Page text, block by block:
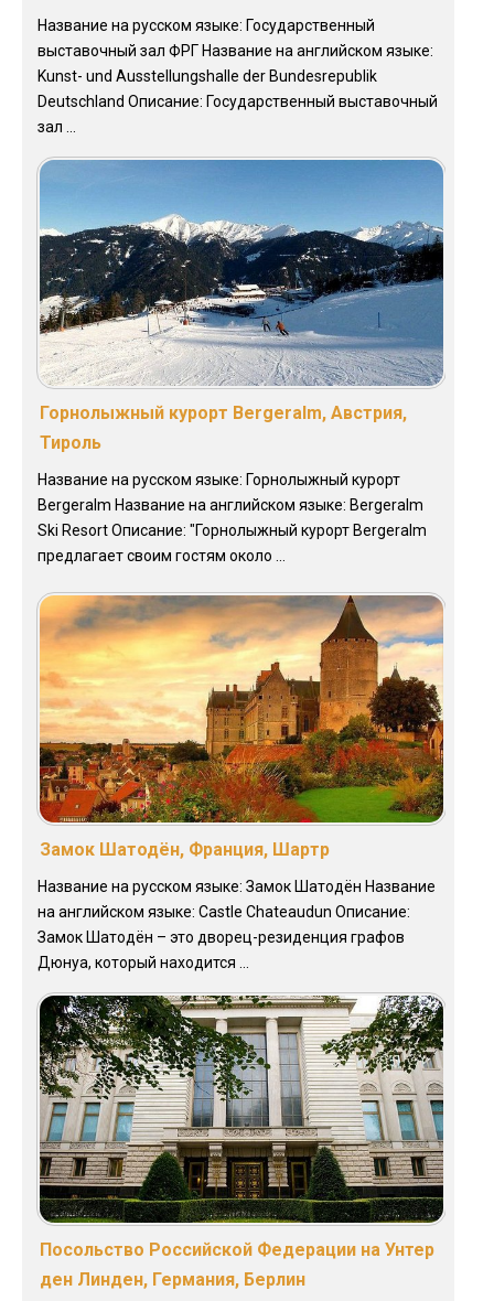
Название на русском языке: Государственный
выставочный зал ФРГ Название на английском языке:
Kunst- und Ausstellungshalle der Bundesrepublik
Deutschland Описание: Государственный выставочный
зал ...
Горнолыжный курорт Bergeralm, Австрия,
Тироль
Название на русском языке: Горнолыжный курорт
Bergeralm Название на английском языке: Bergeralm
Ski Resort Описание: "Горнолыжный курорт Bergeralm
предлагает своим гостям около ...
Замок Шатодён, Франция, Шартр
Название на русском языке: Замок Шатодён Название
на английском языке: Castle Chateaudun Описание:
Замок Шатодён – это дворец-резиденция графов
Дюнуа, который находится ...
Посольство Российской Федерации на Унтер
ден Линден, Германия, Берлин